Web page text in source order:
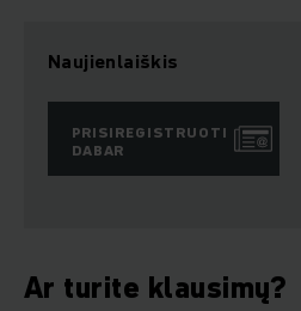
Naujienlaiškis
PRISIREGISTRUOTI
DABAR
Ar turite klausimų?